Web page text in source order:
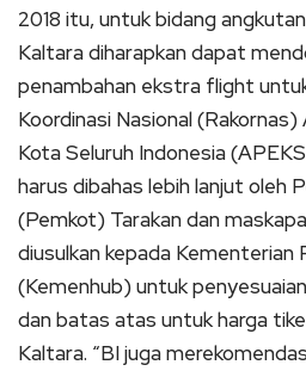
2018 itu, untuk bidang
Kaltara diharapkan dapat
penambahan ekstra flight
Koordinasi Nasional
Kota Seluruh Indonesia
harus dibahas lebih lanjut oleh
(Pemkot) Tarakan dan
diusulkan kepada Kementerian
(Kemenhub) untuk
dan batas atas untuk harga
Kaltara. “BI juga